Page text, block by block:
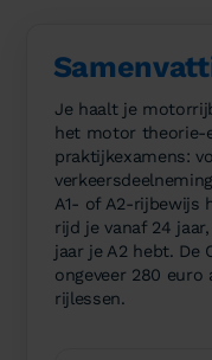
Je haalt je
het motor theorie-
praktijkexamens:
A1- of A2-rijbewijs
rijd je vanaf 24
jaar je A2 hebt. De
ongeveer 280 euro
rijlessen.